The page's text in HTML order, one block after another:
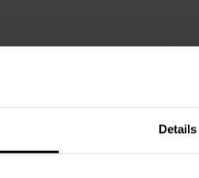
Details